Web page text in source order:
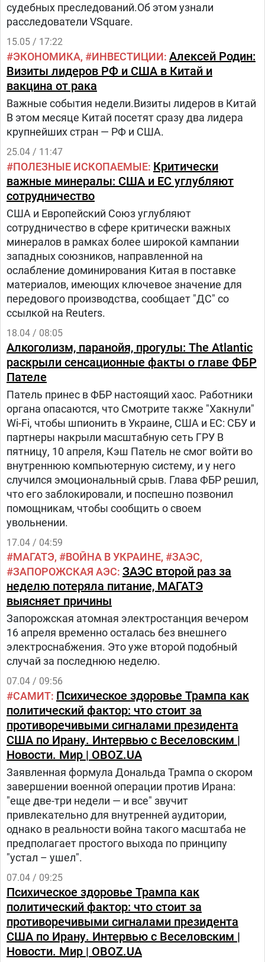
судебных преследований.Об этом узнали
расследователи VSquare.
15.05 / 17:22
ЭКОНОМИКА ИНВЕСТИЦИИ Алексей Родин:
Визиты лидеров РФ и США в Китай и
вакцина от рака
Важные события недели.Визиты лидеров в Китай
В этом месяце Китай посетят сразу два лидера
крупнейших стран — РФ и США.
25.04 / 11:47
ПОЛЕЗНЫЕ ИСКОПАЕМЫЕ Критически
важные минералы: США и ЕС углубляют
сотрудничество
США и Европейский Союз углубляют
сотрудничество в сфере критически важных
минералов в рамках более широкой кампании
западных союзников, направленной на
ослабление доминирования Китая в поставке
материалов, имеющих ключевое значение для
передового производства, сообщает "ДС" со
ссылкой на Reuters.
18.04 / 08:05
Алкоголизм, паранойя, прогулы: The Atlantic
раскрыли сенсационные факты о главе ФБР
Пателе
Патель принес в ФБР настоящий хаос. Работники
органа опасаются, что Смотрите также "Хакнули"
Wi-Fi, чтобы шпионить в Украине, США и ЕС: СБУ и
партнеры накрыли масштабную сеть ГРУ В
пятницу, 10 апреля, Кэш Патель не смог войти во
внутреннюю компьютерную систему, и у него
случился эмоциональный срыв. Глава ФБР решил,
что его заблокировали, и поспешно позвонил
помощникам, чтобы сообщить о своем
увольнении.
17.04 / 04:59
МАГАТЭ ВОЙНА В УКРАИНЕ
ЗАЭС
ЗАПОРОЖСКАЯ АЭС ЗАЭС второй раз за
неделю потеряла питание, МАГАТЭ
выясняет причины
Запорожская атомная электростанция вечером
16 апреля временно осталась без внешнего
электроснабжения. Это уже второй подобный
случай за последнюю неделю.
07.04 / 09:56
САМИТ Психическое здоровье Трампа как
политический фактор: что стоит за
противоречивыми сигналами президента
США по Ирану. Интервью с Веселовским |
Новости. Мир | OBOZ.UA
Заявленная формула Дональда Трампа о скором
завершении военной операции против Ирана:
"еще две-три недели — и все" звучит
привлекательно для внутренней аудитории,
однако в реальности война такого масштаба не
предполагает простого выхода по принципу
"устал – ушел".
07.04 / 09:25
Психическое здоровье Трампа как
политический фактор: что стоит за
противоречивыми сигналами президента
США по Ирану. Интервью с Веселовским |
Новости. Мир | OBOZ.UA